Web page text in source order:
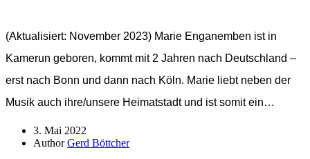
(Aktualisiert: November 2023) Marie Enganemben ist in
Kamerun geboren, kommt mit 2 Jahren nach Deutschland –
erst nach Bonn und dann nach Köln. Marie liebt neben der
Musik auch ihre/unsere Heimatstadt und ist somit ein…
3. Mai 2022
AuthorGerd Böttcher